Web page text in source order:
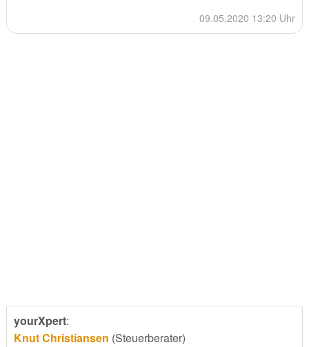
09.05.2020 13:20 Uhr
yourXpert:
Knut Christiansen (Steuerberater)